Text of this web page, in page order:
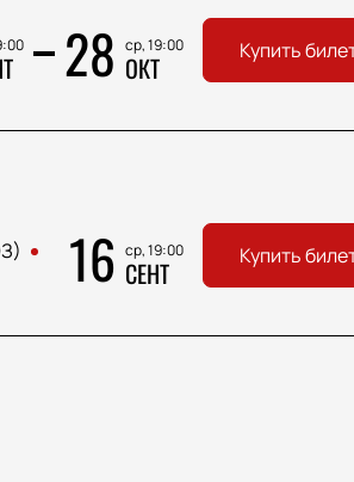
28 ср, 19:00
ОКТ Купить
16 ср, 19:00
СЕНТ Купить